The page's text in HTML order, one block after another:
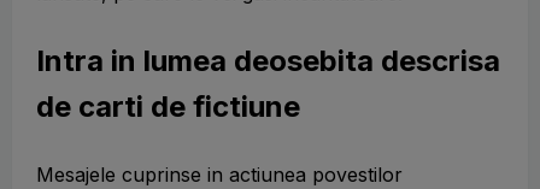
Intra in lumea deosebita descrisa
de carti de fictiune
Mesajele cuprinse in actiunea povestilor